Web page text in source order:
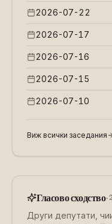
2026-07-22
2026-07-17
2026-07-16
2026-07-15
2026-07-10
Виж всички заседания
Гласово сходство·
Други депутати,